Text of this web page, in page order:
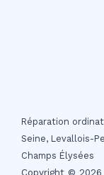
Réparation
Seine, Levallois-
Champs Élysées
Copyright ©